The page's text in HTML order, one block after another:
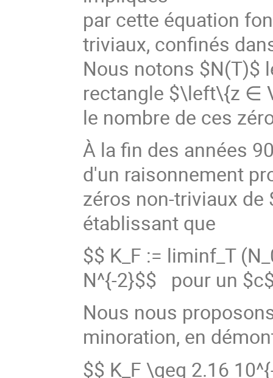
par cette équation
triviaux, confinés
Nous notons $N(T)$
rectangle $\left\{z ∈
le nombre de ces
À la fin des années
d'un raisonnement
zéros non-triviaux
établissant que
$$ K_F := liminf_T
N^{-2}$$ pour un
Nous nous
minoration, en
$$ K_F \geq 2.16